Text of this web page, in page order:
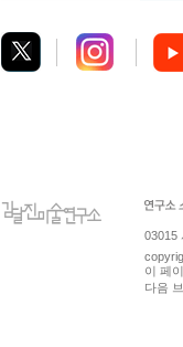
03015
이 페
다음